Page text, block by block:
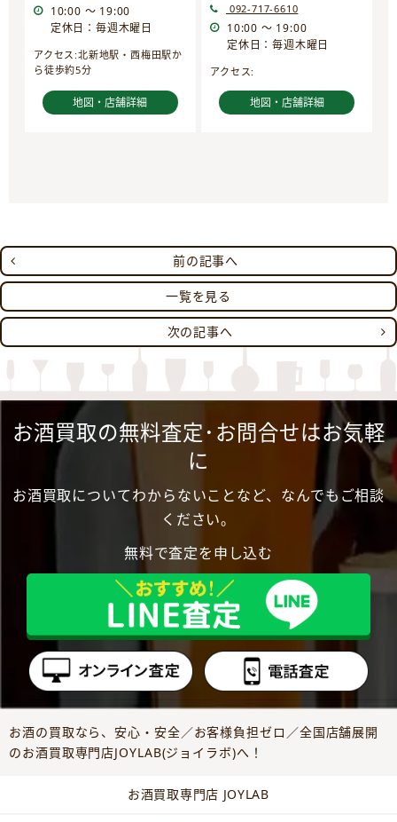
10:00 ～ 19:00
定休日：毎週木曜日
アクセス:北新地駅・西梅田駅か
ら徒歩約5分
地図・店舗詳細
092-717-6610
10:00 ～ 19:00
定休日：毎週木曜日
アクセス:
地図・店舗詳細
前の記事へ
一覧を見る
次の記事へ
お酒買取の無料査定･お問合せはお気軽
に
お酒買取についてわからないことなど、なんでもご相談
ください。
無料で査定を申し込む
お酒の買取なら、安心・安全／お客様負担ゼロ／全国店舗展開
のお酒買取専門店JOYLAB(ジョイラボ)へ！
お酒買取専門店 JOYLAB